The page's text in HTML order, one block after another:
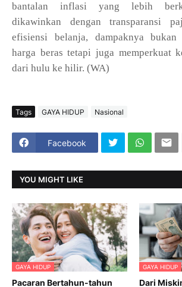
bantalan inflasi yang lebih
dikawinkan dengan transparansi
efisiensi belanja, dampaknya bukan
harga beras tetapi juga memperkuat
dari hulu ke hilir. (WA)
Tags GAYA HIDUP Nasional
Facebook
YOU MIGHT LIKE
GAYA HIDUP
Pacaran Bertahun-tahun
GAYA HIDUP
Dari